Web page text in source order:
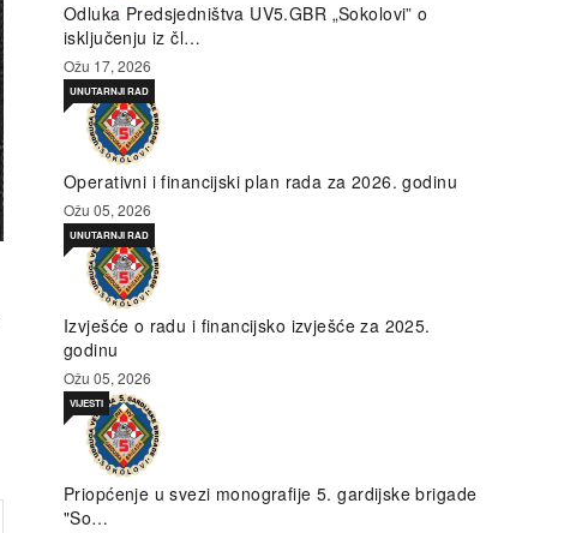
Odluka Predsjedništva UV5.GBR „Sokolovi” o
isključenju iz čl…
Ožu 17, 2026
Operativni i financijski plan rada za 2026. godinu
UNUTARNJI RAD
Ožu 05, 2026
Izvješće o radu i financijsko izvješće za 2025.
godinu
UNUTARNJI RAD
Ožu 05, 2026
Priopćenje u svezi monografije 5. gardijske brigade
"So…
VIJESTI